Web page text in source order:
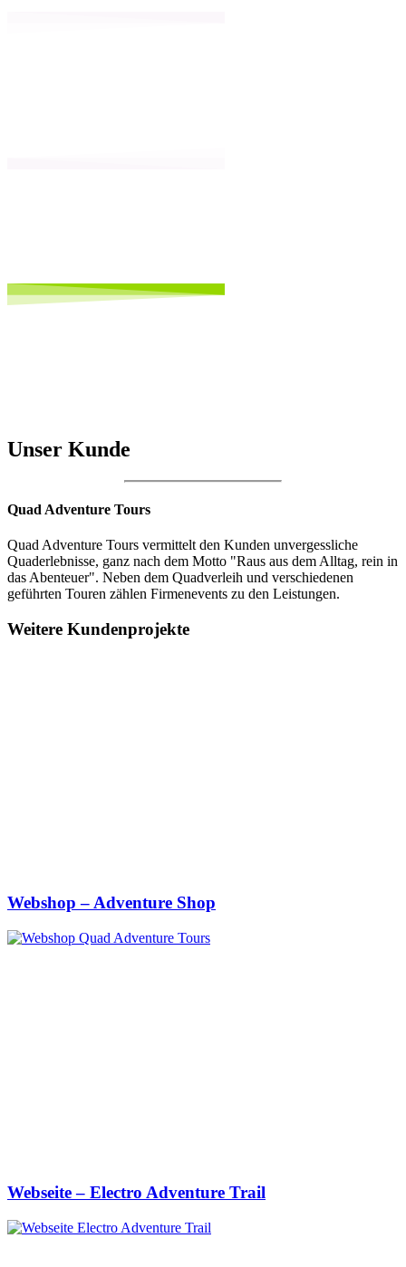
Unser Kunde
Quad Adventure Tours
Quad Adventure Tours vermittelt den Kunden unvergessliche
Quaderlebnisse, ganz nach dem Motto "Raus aus dem Alltag, rein in
das Abenteuer". Neben dem Quadverleih und verschiedenen
geführten Touren zählen Firmenevents zu den Leistungen.
Weitere Kundenprojekte
Webshop – Adventure Shop
Webseite – Electro Adventure Trail